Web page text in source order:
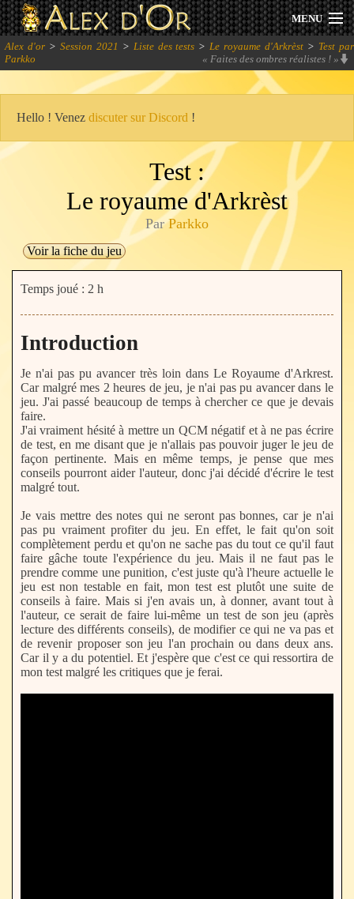
MENU
Actualités
Session 2026
Communauté
Se connecter
Alex d'or> Session 2021 > Liste des tests >Le royaume d'Arkrèst > Test par
Parkko
« Faites des ombres réalistes ! »
Hello ! Venez discuter sur Discord !
Test :
Le royaume d'Arkrèst
ParParkko
Voir la fiche du jeu
Temps joué : 2 h
Introduction
Je n'ai pas pu avancer très loin dans Le Royaume d'Arkrest.
Car malgré mes 2 heures de jeu, je n'ai pas pu avancer dans le
jeu. J'ai passé beaucoup de temps à chercher ce que je devais
faire.
J'ai vraiment hésité à mettre un QCM négatif et à ne pas écrire
de test, en me disant que je n'allais pas pouvoir juger le jeu de
façon pertinente. Mais en même temps, je pense que mes
conseils pourront aider l'auteur, donc j'ai décidé d'écrire le test
malgré tout.
Je vais mettre des notes qui ne seront pas bonnes, car je n'ai
pas pu vraiment profiter du jeu. En effet, le fait qu'on soit
complètement perdu et qu'on ne sache pas du tout ce qu'il faut
faire gâche toute l'expérience du jeu. Mais il ne faut pas le
prendre comme une punition, c'est juste qu'à l'heure actuelle le
jeu est non testable en fait, mon test est plutôt une suite de
conseils à faire. Mais si j'en avais un, à donner, avant tout à
l'auteur, ce serait de faire lui-même un test de son jeu (après
lecture des différents conseils), de modifier ce qui ne va pas et
de revenir proposer son jeu l'an prochain ou dans deux ans.
Car il y a du potentiel. Et j'espère que c'est ce qui ressortira de
mon test malgré les critiques que je ferai.